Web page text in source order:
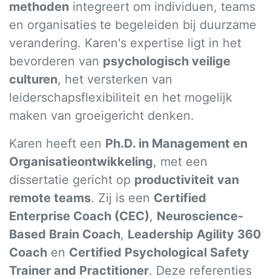
methoden integreert om individuen, teams
en organisaties te begeleiden bij duurzame
verandering. Karen's expertise ligt in het
bevorderen van psychologisch veilige
culturen, het versterken van
leiderschapsflexibiliteit en het mogelijk
maken van groeigericht denken.
Karen heeft een Ph.D. in Management en
Organisatieontwikkeling, met een
dissertatie gericht op productiviteit van
remote teams. Zij is een Certified
Enterprise Coach (CEC), Neuroscience-
Based Brain Coach, Leadership Agility 360
Coach en Certified Psychological Safety
Trainer and Practitioner. Deze referenties